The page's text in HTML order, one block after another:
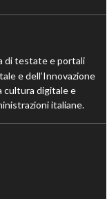
di testate e portali
e dell’Innovazione
cultura digitale e
italiane.